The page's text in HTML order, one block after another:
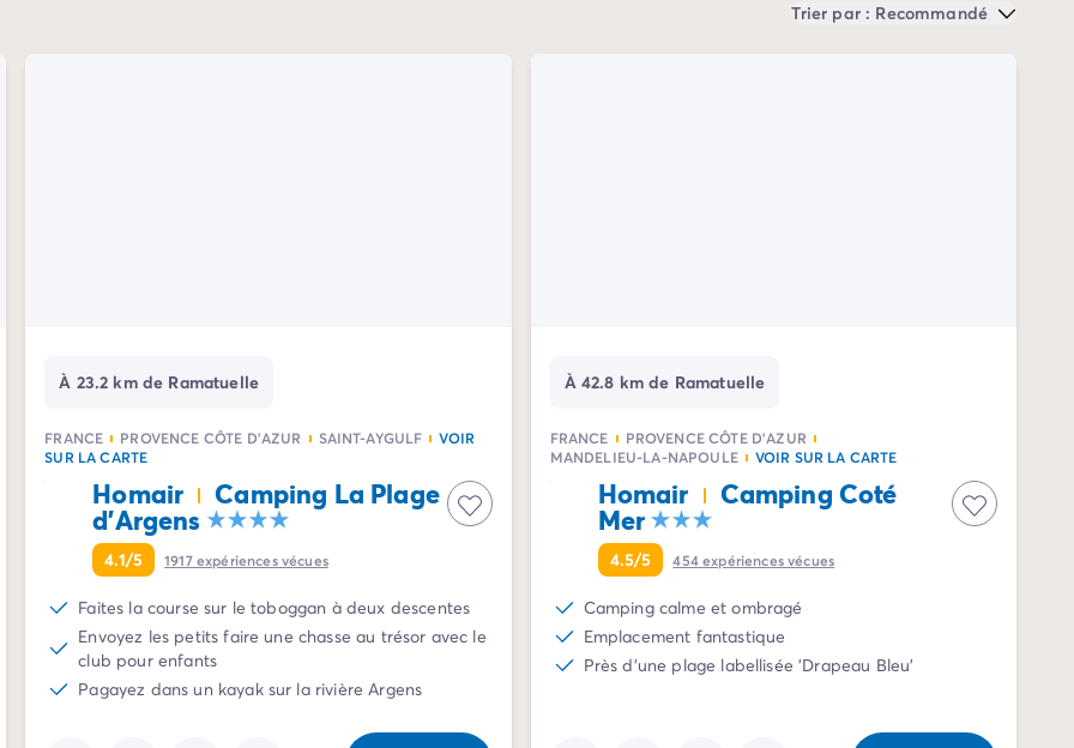
Trier par : Recommandé
À 23.2 km de Ramatuelle
FRANCE PROVENCE CÔTE D'AZUR SAINT-AYGULF
VOIR
SUR LA CARTE
Homair Camping La Plage
d'Argens
4.1/5 1917expériences vécues
Faites la course sur le toboggan à deux descentes
Envoyez les petits faire une chasse au trésor avec le
club pour enfants
Pagayez dans un kayak sur la rivière Argens
À 42.8 km de Ramatuelle
FRANCE
PROVENCE CÔTE D'AZUR
MANDELIEU-LA-NAPOULE
VOIR SUR LA CARTE
Homair Camping Coté
Mer
4.5/5 454expériences vécues
Camping calme et ombragé
Emplacement fantastique
Près d'une plage labellisée 'Drapeau Bleu'